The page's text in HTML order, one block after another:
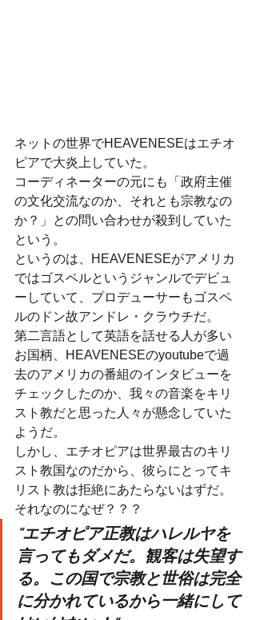
ネットの世界でHEAVENESEはエチオ
ピアで大炎上していた。
コーディネーターの元にも「政府主催
の文化交流なのか、それとも宗教なの
か？」との問い合わせが殺到していた
という。
というのは、HEAVENESEがアメリカ
ではゴスペルというジャンルでデビュ
ーしていて、プロデューサーもゴスペ
ルのドン故アンドレ・クラウチだ。
第二言語として英語を話せる人が多い
お国柄、HEAVENESEのyoutubeで過
去のアメリカの番組のインタビューを
チェックしたのか、我々の音楽をキリ
スト教だと思った人々が懸念していた
ようだ。
しかし、エチオピアは世界最古のキリ
スト教国なのだから、彼らにとってキ
リスト教は拒絶にあたらないはずだ。
それなのになぜ？？？
“エチオピア正教はハレルヤを
言ってもダメだ。観客は失望す
る。この国で宗教と世俗は完全
に分かれているから一緒にして